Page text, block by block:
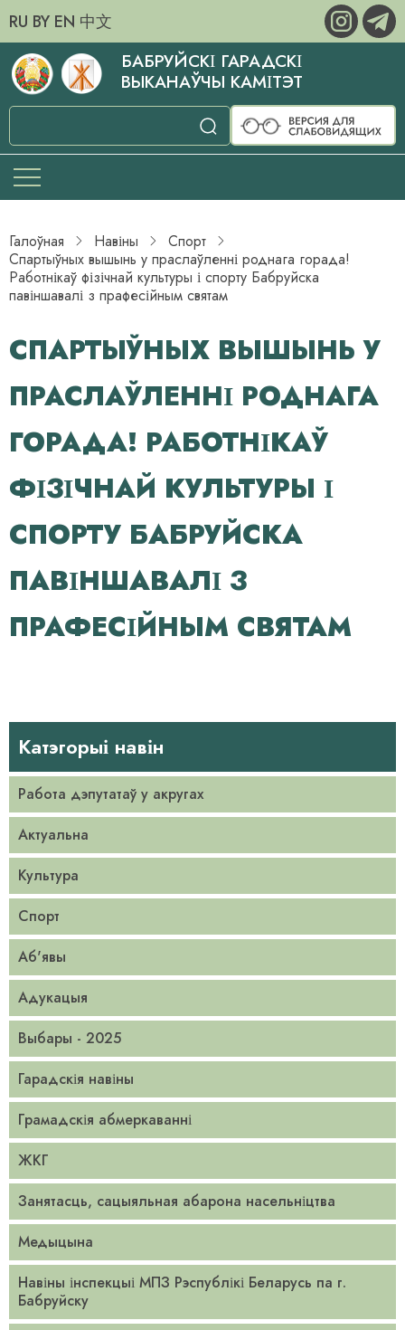
RU BY EN 中文
БАБРУЙСКІ ГАРАДСКІ
ВЫКАНАЎЧЫ КАМІТЭТ
Галоўная Навіны
Спорт
Спартыўных вышынь у праслаўленні роднага горада!
Работнікаў фізічнай культуры і спорту Бабруйска
павіншавалі з прафесійным святам
СПАРТЫЎНЫХ ВЫШЫНЬ У
ПРАСЛАЎЛЕННІ РОДНАГА
ГОРАДА! РАБОТНІКАЎ
ФІЗІЧНАЙ КУЛЬТУРЫ І
СПОРТУ БАБРУЙСКА
ПАВІНШАВАЛІ З
ПРАФЕСІЙНЫМ СВЯТАМ
Катэгорыі навін
Работа дэпутатаў у акругах
Актуальна
Культура
Спорт
Аб'явы
Адукацыя
Выбары - 2025
Гарадскія навіны
Грамадскія абмеркаванні
ЖКГ
Занятасць, сацыяльная абарона насельніцтва
Медыцына
Навіны інспекцыі МПЗ Рэспублікі Беларусь па г.
Бабруйску